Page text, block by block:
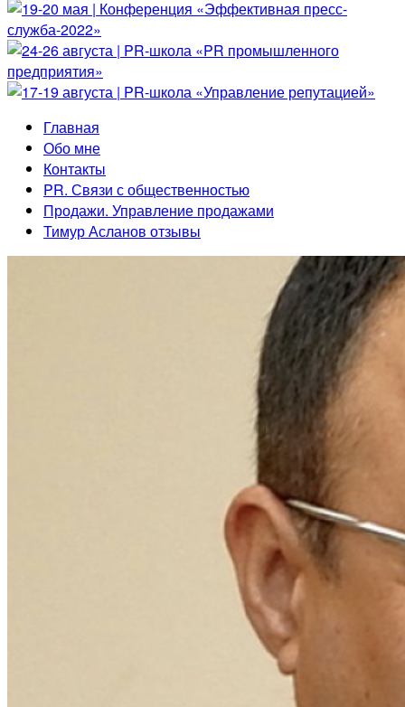
Главная
Обо мне
Контакты
PR. Связи с общественностью
Продажи. Управление продажами
Тимур Асланов отзывы